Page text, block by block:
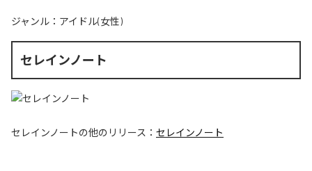
ジャンル： アイドル(女性)
セレインノート
セレインノートの他のリリース： セレインノート